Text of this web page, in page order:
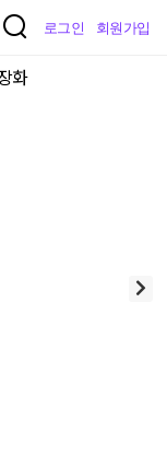
로그인 회원가입